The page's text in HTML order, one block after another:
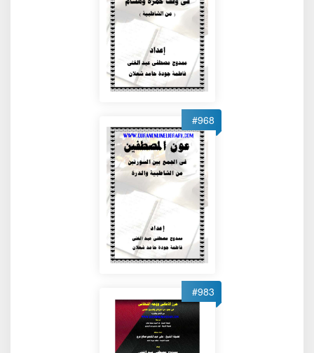
#968
#983